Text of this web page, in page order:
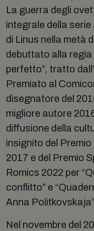
La guerra degli
integrale della
di Linus nella metà
debuttato alla regia
perfetto”, tratto
Premiato al
disegnatore del
migliore autore
diffusione della
insignito del
2017 e del Premio
Romics 2022 per
conflitto” e
Anna
Nel novembre del